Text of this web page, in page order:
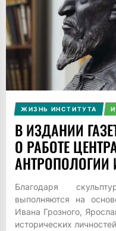
ЖИЗНЬ ИНСТИТУТА
В ИЗДАНИИ
О РАБОТЕ
АНТРОПОЛОГИИ
Благодаря
выполняются на
Ивана Грозного,
исторических